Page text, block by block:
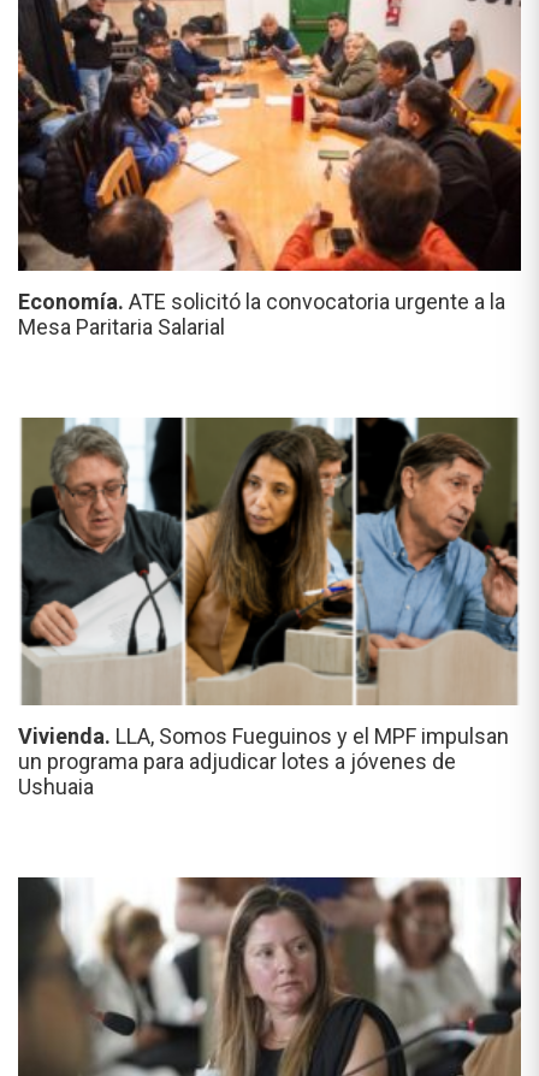
Economía. ATE solicitó la convocatoria urgente a la
Mesa Paritaria Salarial
Vivienda. LLA, Somos Fueguinos y el MPF impulsan
un programa para adjudicar lotes a jóvenes de
Ushuaia